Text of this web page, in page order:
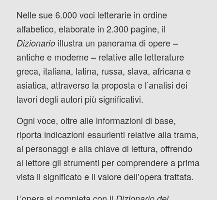
Nelle sue 6.000 voci letterarie in ordine
alfabetico, elaborate in 2.300 pagine, il
Dizionarioillustra un panorama di opere –
antiche e moderne – relative alle letterature
greca, italiana, latina, russa, slava, africana e
asiatica, attraverso la proposta e l’analisi dei
lavori degli autori più significativi.
Ogni voce, oltre alle informazioni di base,
riporta indicazioni esaurienti relative alla trama,
ai personaggi e alla chiave di lettura, offrendo
al lettore gli strumenti per comprendere a prima
vista il significato e il valore dell’opera trattata.